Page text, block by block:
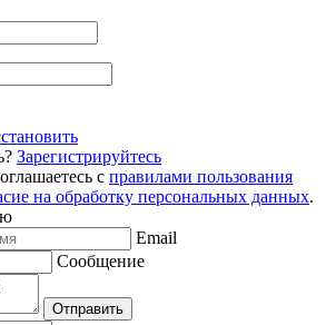
Зарегистрируйтесь
с правилами пользования
на обработку персональных данных.
Email
Сообщение
Отправить